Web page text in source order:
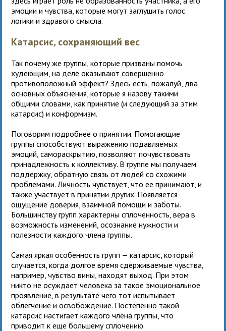
эмоции и чувства, которые могут заглушить голос
логики и здравого смысла.
Катарсис, сохраняющий вес
Так почему же группы, которые призваны помочь
худеющим, на деле оказывают совершенно
противоположный эффект? Здесь есть, пожалуй, два
основных объяснения, которые я назову такими
общими словами, как принятие (и следующий за этим
катарсис) и конформизм.
Поговорим подробнее о принятии. Помогающие
группы способствуют выражению подавляемых
эмоций, самораскрытию, позволяют почувствовать
принадлежность к коллективу. В группе мы получаем
поддержку, обратную связь от людей со схожими
проблемами. Личность чувствует, что ее принимают, и
также участвует в принятии других. Появляется
ощущение доверия, взаимной помощи и заботы.
Большинству групп характерны сплоченность, вера в
возможность изменений, осознание нужности и
полезности каждого члена группы.
Самая яркая особенность групп — катарсис, который
случается, когда долгое время сдерживаемые чувства,
например, чувство вины, находят выход. При этом
никто не осуждает человека за такое эмоциональное
проявление, в результате чего тот испытывает
облегчение и освобождение. Постепенно такой
катарсис настигает каждого члена группы, что
приводит к еще большему сплочению.